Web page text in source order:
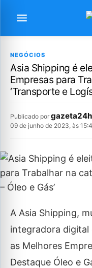
NEGÓCIOS
Asia Shipping é
Empresas para
‘Transporte e
Publicado por gazeta24h
09 de junho de 2023, às
A Asia Shipping,
integradora digital
as Melhores
Destaque Óleo e